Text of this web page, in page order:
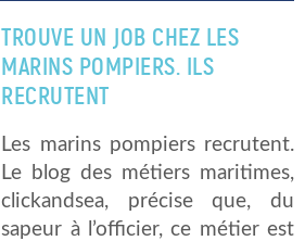
TROUVE UN JOB CHEZ LES
MARINS POMPIERS. ILS
RECRUTENT
Les marins pompiers recrutent.
Le blog des métiers maritimes,
clickandsea, précise que, du
sapeur à l’officier, ce métier est